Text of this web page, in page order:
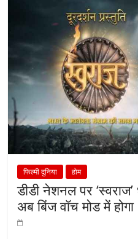
फिल्मी दुनिया होम
डीडी नेशनल पर ‘स्वराज’
अब बिंज वॉच मोड में होगा